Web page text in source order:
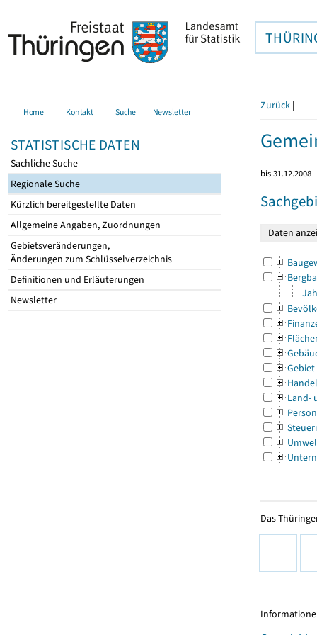
Home Kontakt Suche Newsletter
STATISTISCHE DATEN
Sachliche Suche
Regionale Suche
Kürzlich bereitgestellte Daten
Allgemeine Angaben, Zuordnungen
Gebietsveränderungen,
Änderungen zum Schlüsselverzeichnis
Definitionen und Erläuterungen
Newsletter
Zurück |
bis 31.12.2008
Gebiet
Land-
Das